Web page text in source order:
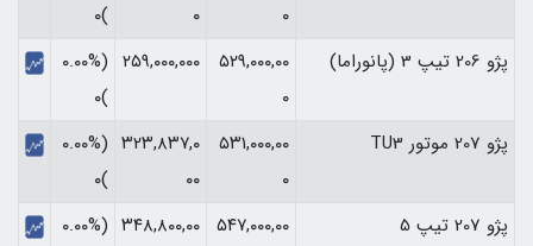
۰
۰
)۰
پژو 206 تیپ 3 (پانوراما)
۵۲۹,۰۰۰,۰۰
۰
۲۵۹,۰۰۰,۰۰۰
(۰.۰۰%
)۰
پژو 207 موتور TU3
۵۳۱,۰۰۰,۰۰
۰
۳۲۳,۸۳۷,۰
۰۰
(۰.۰۰%
)۰
پژو 207 تیپ 5
۵۴۷,۰۰۰,۰۰ ۳۴۸,۸۰۰,۰۰
(۰.۰۰%